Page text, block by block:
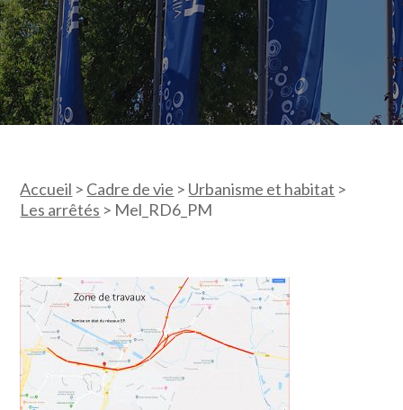
Accueil > Cadre de vie > Urbanisme et habitat >
Les arrêtés > Mel_RD6_PM